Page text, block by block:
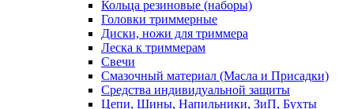
Кольца резиновые (наборы)
Головки триммерные
Диски, ножи для триммера
Леска к триммерам
Свечи
Смазочный материал (Масла и Присадки)
Средства индивидуальной защиты
Цепи, Шины, Напильники, ЗиП, Бухты